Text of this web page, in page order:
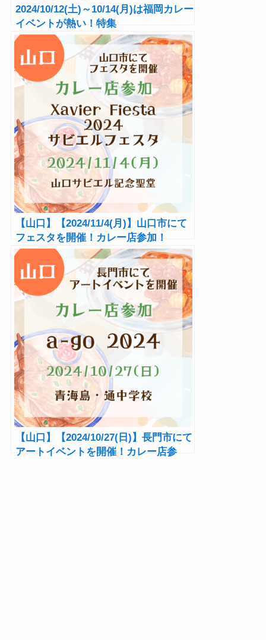
2024/10/12(土)～10/14(月)は福岡カレー
イベントが熱い！特集
【山口】【2024/11/4(月)】山口市にて
フェスタを開催！カレー店参加！
『Xavier Fiesta 2024 サビエルフェス
タ』
【山口】【2024/10/27(日)】長門市にて
アートイベントを開催！カレー店参